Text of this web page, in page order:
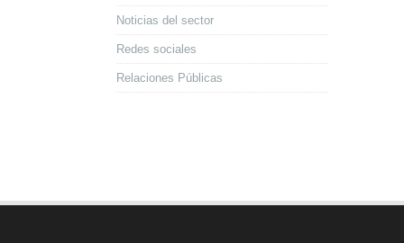
Noticias del sector
Redes sociales
Relaciones Públicas